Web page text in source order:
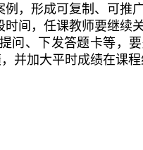
，形成可复制、可推
间，任课教师要继续
问、下发答题卡等，
并加大平时成绩在课程